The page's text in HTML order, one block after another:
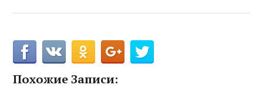
Похожие Записи: